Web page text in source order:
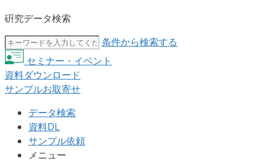
硏究データ検索
条件から検索する
セミナー・イベント
資料ダウンロード
サンプルお取寄せ
データ検索
資料DL
サンプル依頼
メニュー